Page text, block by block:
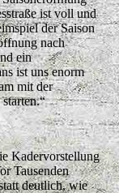
ist voll und
der Saison
nach
ein
ist uns enorm
mit der
Kadervorstellung
Tausenden
deutlich, wie